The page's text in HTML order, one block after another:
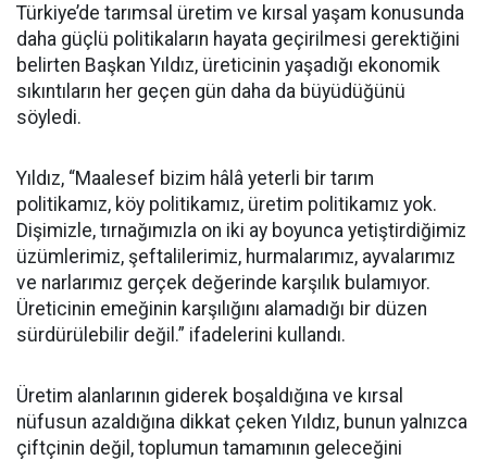
Türkiye’de tarımsal üretim ve kırsal yaşam konusunda
daha güçlü politikaların hayata geçirilmesi gerektiğini
belirten Başkan Yıldız, üreticinin yaşadığı ekonomik
sıkıntıların her geçen gün daha da büyüdüğünü
söyledi.
Yıldız, “Maalesef bizim hâlâ yeterli bir tarım
politikamız, köy politikamız, üretim politikamız yok.
Dişimizle, tırnağımızla on iki ay boyunca yetiştirdiğimiz
üzümlerimiz, şeftalilerimiz, hurmalarımız, ayvalarımız
ve narlarımız gerçek değerinde karşılık bulamıyor.
Üreticinin emeğinin karşılığını alamadığı bir düzen
sürdürülebilir değil.” ifadelerini kullandı.
Üretim alanlarının giderek boşaldığına ve kırsal
nüfusun azaldığına dikkat çeken Yıldız, bunun yalnızca
çiftçinin değil, toplumun tamamının geleceğini